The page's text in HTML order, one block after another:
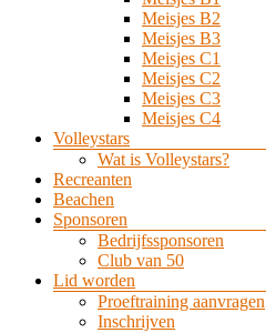
Meisjes B2
Meisjes B3
Meisjes C1
Meisjes C2
Meisjes C3
Meisjes C4
Volleystars
Wat is Volleystars?
Recreanten
Beachen
Sponsoren
Bedrijfssponsoren
Club van 50
Lid worden
Proeftraining aanvragen
Inschrijven